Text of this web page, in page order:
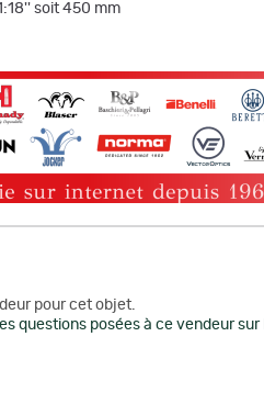
soit 450 mm
pour cet objet.
questions posées à ce vendeur